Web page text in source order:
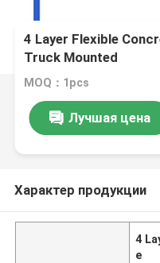
4 Layer Flexible
Truck Mounted
MOQ：1pcs
Лучшая цена
Характер продукции
4
e